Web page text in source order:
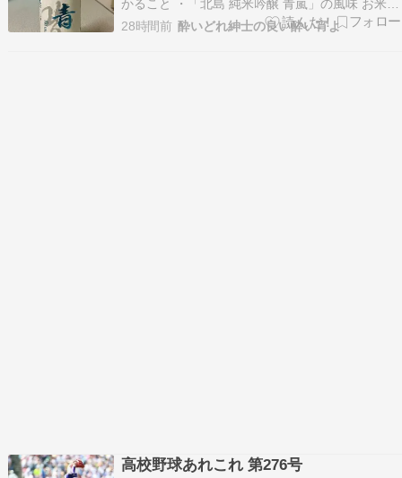
かること ・「北島 純米吟醸 青嵐」の風味 お米の
旨味しっかりだが、キレがありスッキリ爽やかな
辛口酒です。 ・「北島 純米吟醸 青嵐」を試して
28時間前 酔いどれ紳士の良い酔い宵よ
高校野球あれこれ 第276号